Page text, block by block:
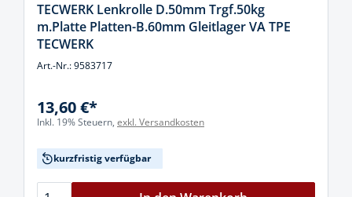
TECWERK Lenkrolle D.50mm Trgf.50kg
m.Platte Platten-B.60mm Gleitlager VA TPE
TECWERK
Art.-Nr.: 9583717
13,60 €*
Inkl. 19% Steuern, exkl. Versandkosten
kurzfristig verfügbar